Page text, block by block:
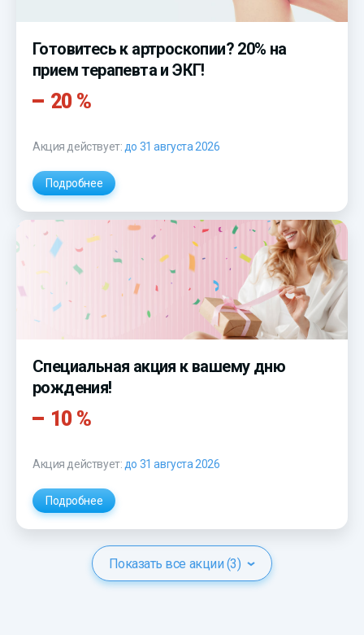
Готовитесь к артроскопии? 20% на
прием терапевта и ЭКГ!
20 %
Акция действует: до 31 августа 2026
Подробнее
Специальная акция к вашему дню
рождения!
10 %
Акция действует: до 31 августа 2026
Подробнее
Показать все акции (3)